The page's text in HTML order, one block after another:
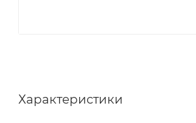
Характеристики